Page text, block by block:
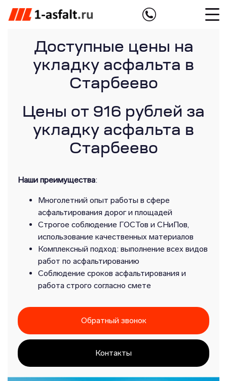
Доступные цены на
укладку асфальта в
Старбеево
Цены от 916 рублей за
укладку асфальта в
Старбеево
Наши преимущества:
Многолетний опыт работы в сфере
асфальтирования дорог и площадей
Строгое соблюдение ГОСТов и СНиПов,
использование качественных материалов
Комплексный подход: выполнение всех видов
работ по асфальтированию
Соблюдение сроков асфальтирования и
работа строго согласно смете
Обратный звонок
Контакты